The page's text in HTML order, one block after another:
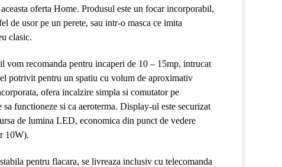
oferta Home. Produsul este un focar incorporabil,
de usor pe un perete, sau intr-o masca ce imita
clasic.
vom recomanda pentru incaperi de 10 – 15mp, intrucat
potrivit pentru un spatiu cu volum de aproximativ
ofera incalzire simpla si comutator pe
functioneze si ca aeroterma. Display-ul este securizat
de lumina LED, economica din punct de vedere
10W).
pentru flacara, se livreaza inclusiv cu telecomanda